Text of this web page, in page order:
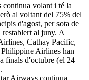
continua volant i té la
al voltant del 75% del
d'agost, per sota de
al juny. A
Cathay Pacific,
Airlines han
finals d'octubre (el 24–
Airways continua